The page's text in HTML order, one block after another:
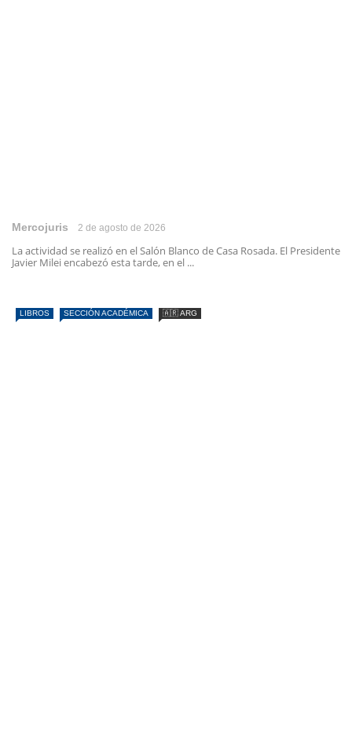
Mercojuris 2 de agosto de 2026
La actividad se realizó en el Salón Blanco de Casa Rosada. El Presidente
Javier Milei encabezó esta tarde, en el ...
LIBROS SECCIÓN ACADÉMICA 🇦🇷 ARG